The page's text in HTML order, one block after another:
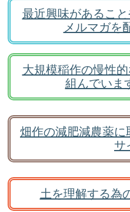
最近興味があるこ
メルマガを
大規模稲作の慢性
組んでいま
畑作の減肥減農薬
サ
土を理解する為